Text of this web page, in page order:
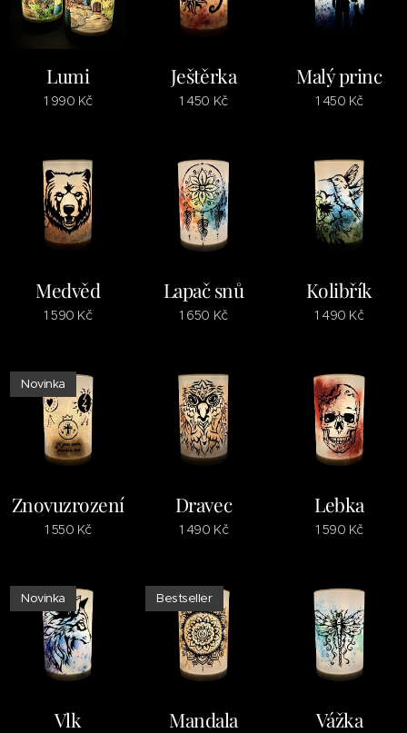
Lumi
1 990 Kč
Ještěrka
1 450 Kč
Malý princ
1 450 Kč
Medvěd
1 590 Kč
Lapač snů
1 650 Kč
Kolibřík
1 490 Kč
Znovuzrození
Novinka
1 550 Kč
Dravec
1 490 Kč
Lebka
1 590 Kč
Vlk
Novinka
Mandala
Bestseller
Vážka